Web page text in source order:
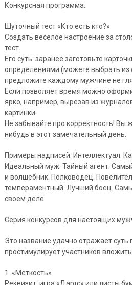
Конкурсная программа.
Шуточный тест «Кто есть кто?»
Создать веселое настроение за
тест.
Его суть: заранее заготовьте
определениями (можете выбрать из
предложите каждому мужчине не
Если позволяет время можно
ярко, например, вырезав из
картинки.
Не забывайте про корректность! Вы
нибудь в этот замечательный день.
Примеры надписей: Интеллектуал.
Идеальный муж. Тайный агент.
и волшебник. Полководец.
темпераментный. Лучший боец.
своем деле.
Серия конкурсов для настоящих
Это название удачно отражает суть
простимулирует участников
1. «Меткость»